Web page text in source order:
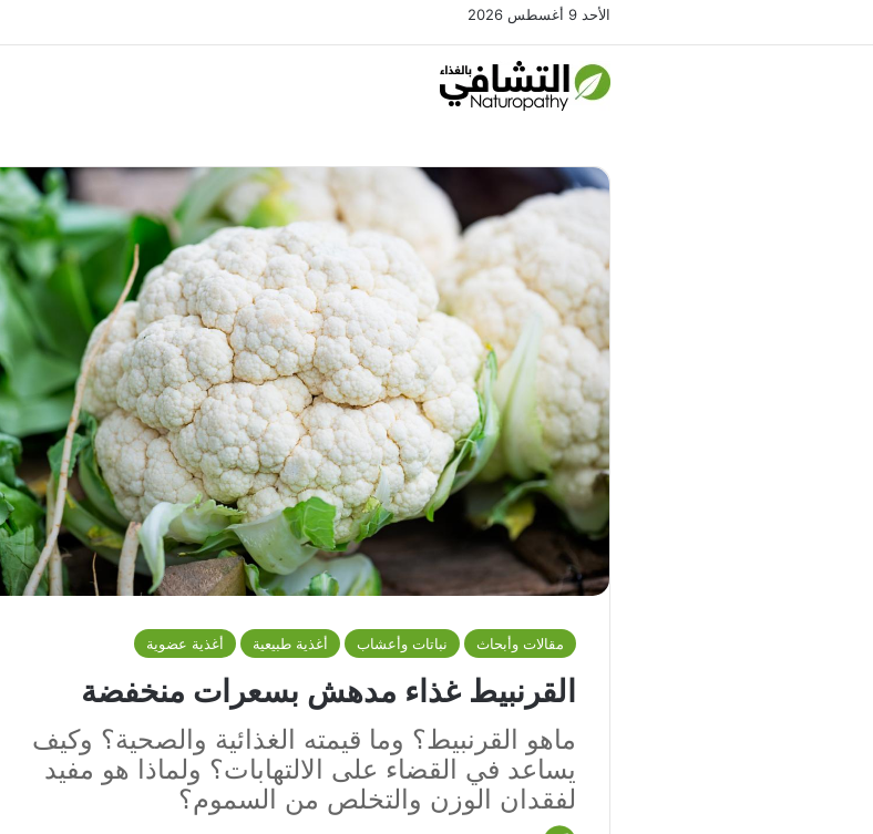
الأحد 9 أغسطس 2026
مقالات وأبحاث نباتات وأعشاب أغذية طبيعية أغذية عضوية
القرنبيط غذاء مدهش بسعرات منخفضة
ماهو القرنبيط؟ وما قيمته الغذائية والصحية؟ وكيف
يساعد في القضاء على الالتهابات؟ ولماذا هو مفيد
لفقدان الوزن والتخلص من السموم؟